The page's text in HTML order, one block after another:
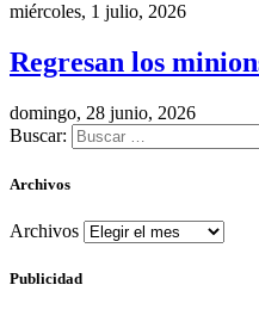
miércoles, 1 julio, 2026
Regresan los
domingo, 28 junio, 2026
Buscar:
Archivos
Archivos
Publicidad